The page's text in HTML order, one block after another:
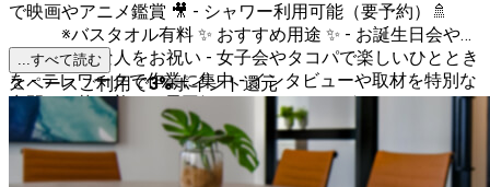
で映画やアニメ鑑賞 🎥 - シャワー利用可能（要予約）🚿
※バスタオル有料 ✨ おすすめ用途 ✨ - お誕生日会や推
し活で大切な人をお祝い - 女子会やタコパで楽しいひととき
を - テレワークで作業に集中 - インタビューや取材を特別な
空間で - 落ち着いた雰囲気でカウンセリングにも
...すべて読む
スペースご利用で3%ポイント還元